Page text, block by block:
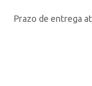
Prazo de entrega